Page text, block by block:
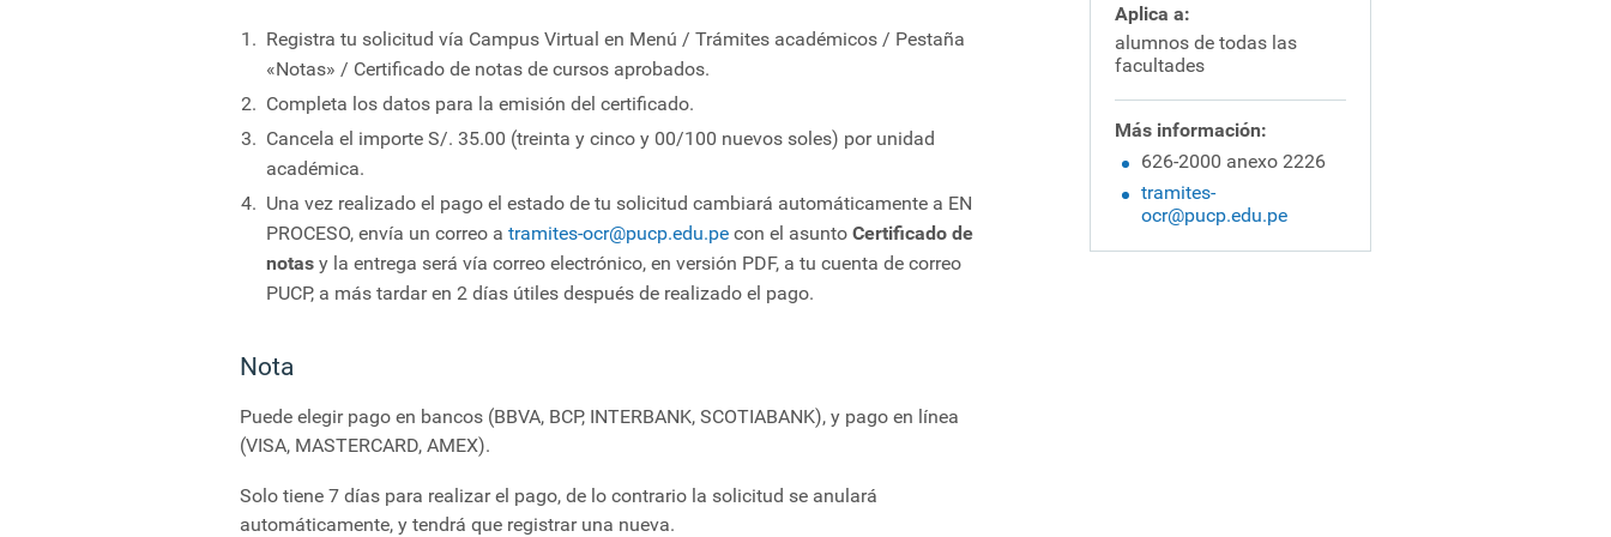
Registra tu solicitud vía Campus Virtual en Menú / Trámites académicos / Pestaña
«Notas» / Certificado de notas de cursos aprobados.
Completa los datos para la emisión del certificado.
Cancela el importe S/. 35.00 (treinta y cinco y 00/100 nuevos soles) por unidad
académica.
Una vez realizado el pago el estado de tu solicitud cambiará automáticamente a EN
PROCESO, envía un correo a tramites-ocr@pucp.edu.pecon el asunto Certificado de
notasy la entrega será vía correo electrónico, en versión PDF, a tu cuenta de correo
PUCP, a más tardar en 2 días útiles después de realizado el pago.
Nota
Puede elegir pago en bancos (BBVA, BCP, INTERBANK, SCOTIABANK), y pago en línea
(VISA, MASTERCARD, AMEX).
Solo tiene 7 días para realizar el pago, de lo contrario la solicitud se anulará
automáticamente, y tendrá que registrar una nueva.
Aplica a:
alumnos de todas las
facultades
Más información:
626-2000 anexo 2226
tramites-
ocr@pucp.edu.pe